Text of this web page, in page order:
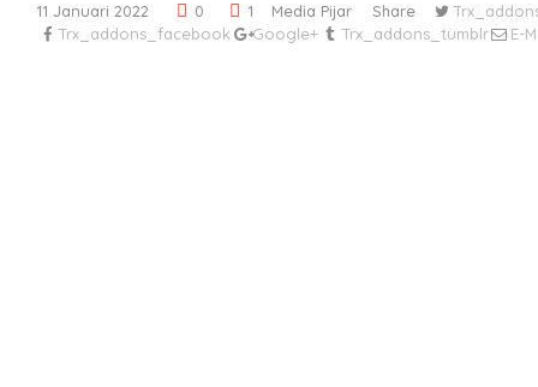
11 Januari 2022 0 1 Media Pijar Share
Trx_addons_facebook
Google+ Trx_addons_tumblr E-